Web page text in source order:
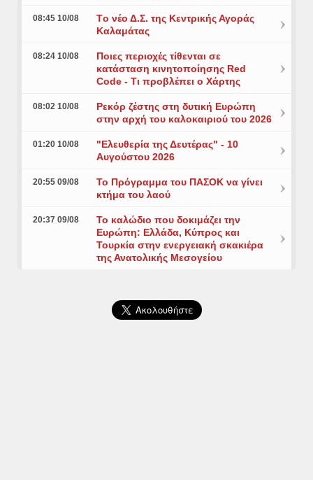
08:45 10/08
Tο νέο Δ.Σ. της Κεντρικής Αγοράς
Καλαμάτας
08:24 10/08
Ποιες περιοχές τίθενται σε
κατάσταση κινητοποίησης Red
Code - Τι προβλέπει ο Χάρτης
08:02 10/08
Ρεκόρ ζέστης στη δυτική Ευρώπη
στην αρχή του καλοκαιριού του 2026
01:20 10/08
"Ελευθερία της Δευτέρας" - 10
Αυγούστου 2026
20:55 09/08
Το Πρόγραμμα του ΠΑΣΟΚ να γίνει
κτήμα του λαού
20:37 09/08
Το καλώδιο που δοκιμάζει την
Ευρώπη: Ελλάδα, Κύπρος και
Τουρκία στην ενεργειακή σκακιέρα
της Ανατολικής Μεσογείου